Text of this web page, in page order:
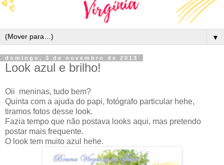
▼
domingo, 3 de novembro de 2013
Look azul e brilho!
Oii meninas, tudo bem?
Quinta com a ajuda do papi, fotógrafo particular hehe,
tiramos fotos desse look.
Fazia tempo que não postava looks aqui, mas pretendo
postar mais frequente.
O look tem muito azul hehe.